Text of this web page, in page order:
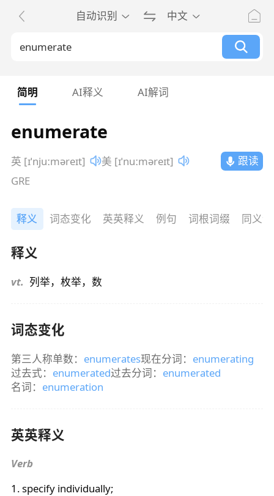
自动识别 中文
简明 AI释义 AI解词
enumerate
英 [ɪˈnjuːməreɪt] 美 [ɪˈnuːməreɪt]
跟读
GRE
释义 词态变化 英英释义 例句 词根词缀 同义词
释义
vt. 列举，枚举，数
词态变化
第三人称单数： enumerates现在分词： enumerating
过去式： enumerated过去分词： enumerated
名词： enumeration
英英释义
Verb
1. specify individually;